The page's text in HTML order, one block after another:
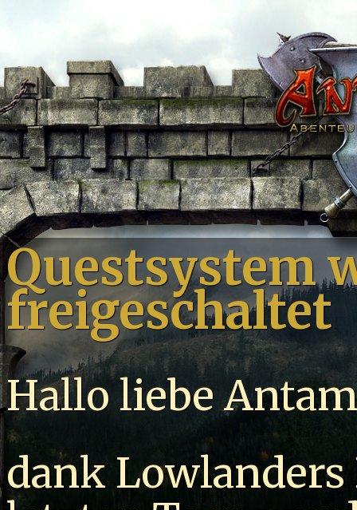
Questsystem
freigeschaltet
Hallo liebe
dank